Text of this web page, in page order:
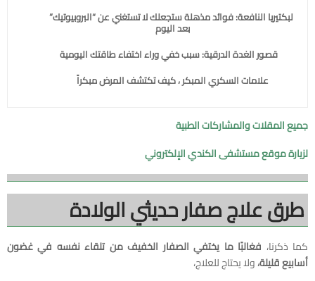
البكتيريا النافعة: فوائد مذهلة ستجعلك لا تستغني عن “البروبيوتيك”
بعد اليوم
قصور الغدة الدرقية: سبب خفي وراء اختفاء طاقتك اليومية
علامات السكري المبكر ، كيف تكتشف المرض مبكراً
جميع المقلات والمشاركات الطبية
لزيارة موقع مستشفى الكندي الإلكتروني
طرق علاج صفار حديثي الولادة
كما ذكرنا، فغالبًا ما يختفي الصفار الخفيف من تلقاء نفسه في غضون
أسابيع قليلة،ولا يحتاج للعلاج،